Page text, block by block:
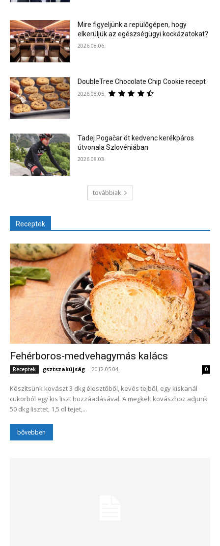
Mire figyeljünk a repülőgépen, hogy
elkerüljük az egészségügyi kockázatokat?
2026.08.06.
DoubleTree Chocolate Chip Cookie recept
2026.08.05.
Tadej Pogačar öt kedvenc kerékpáros
útvonala Szlovéniában
2026.08.03.
továbbiak
Receptek
Fehérboros-medvehagymás kalács
Receptek gsztszakújság - 2012.05.04. 0
Készítsünk kovászt 3 dkg élesztőből, kevés tejből, egy kiskanál
cukorból egy kis liszt hozzáadásával. A megkelt kovászhoz adjunk
50 dkg lisztet, 1,5 dl tejet,...
bővebben